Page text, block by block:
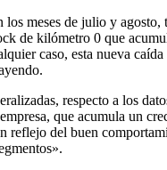
meses de julio y agosto,
de kilómetro 0 que
caso, esta nueva
respecto a los
que acumula un
del buen